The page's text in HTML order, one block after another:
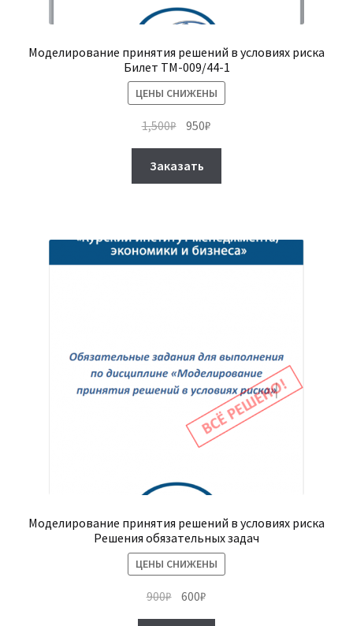
Моделирование принятия решений в условиях риска
Билет ТМ-009/44-1
ЦЕНЫ СНИЖЕНЫ
1,500₽ Первоначальная
составляла
1,500₽.
950₽
Заказать
Опции
товара.
Моделирование принятия решений в условиях риска
Решения обязательных задач
ЦЕНЫ СНИЖЕНЫ
900₽ Первоначальная
цена
600₽
цена: